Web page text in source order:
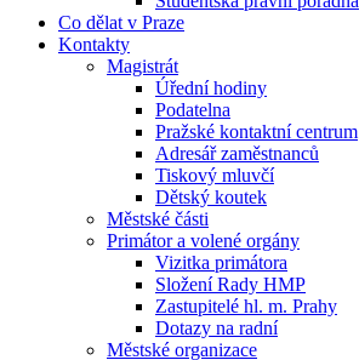
Co dělat v Praze
Kontakty
Magistrát
Úřední hodiny
Podatelna
Pražské kontaktní centrum
Adresář zaměstnanců
Tiskový mluvčí
Dětský koutek
Městské části
Primátor a volené orgány
Vizitka primátora
Složení Rady HMP
Zastupitelé hl. m. Prahy
Dotazy na radní
Městské organizace